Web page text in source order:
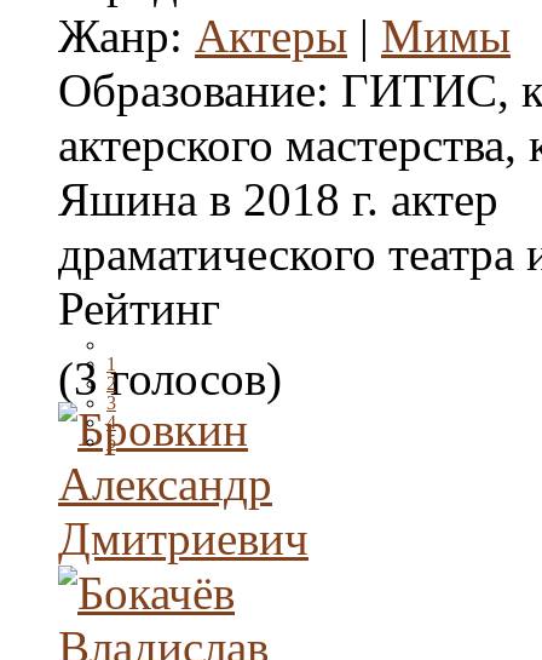
Жанр: Актеры | Мимы
Образование: ГИТИС,
актерского
Яшина в 2018 г. актер
драматического театра
Рейтинг
1
2
3
4
5
(3 голосов)